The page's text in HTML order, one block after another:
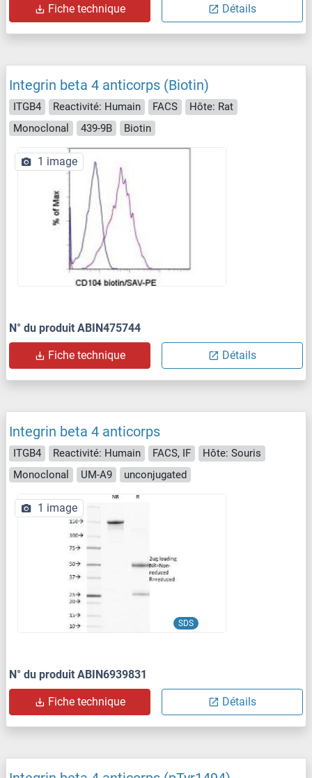
Fiche technique Détails
Integrin beta 4 anticorps (Biotin)
ITGB4 Reactivité: Humain FACS
Hôte: Rat
Monoclonal
439-9B Biotin
1 image
N° du produit ABIN475744
Fiche technique Détails
Integrin beta 4 anticorps
ITGB4 Reactivité: Humain FACS, IF
Hôte: Souris
Monoclonal
UM-A9 unconjugated
SDS
1 image
N° du produit ABIN6939831
Fiche technique Détails